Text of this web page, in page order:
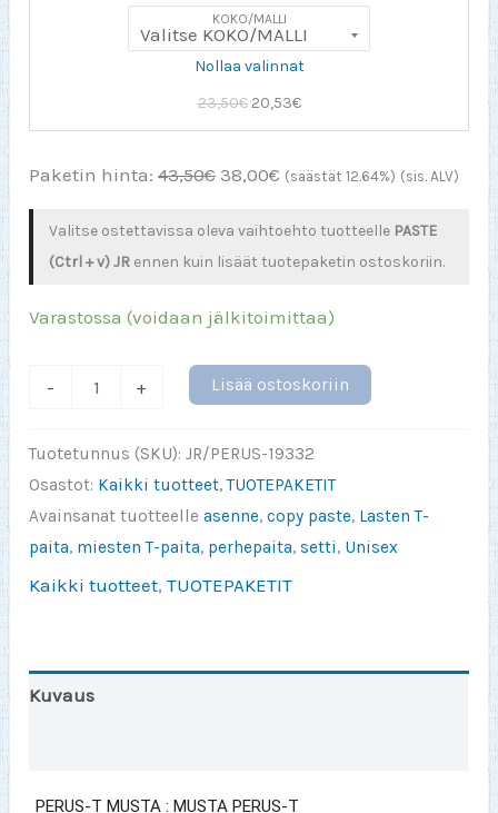
KOKO/MALLI
Nollaa valinnat
23,50€ Alkuperäinen
hinta
20,53€Nykyinen
hinta
Paketin hinta: 43,50€ 38,00€ (säästät 12.64%) (sis. ALV)
Valitse ostettavissa oleva vaihtoehto tuotteelle PASTE
(Ctrl + v) JR ennen kuin lisäät tuotepaketin ostoskoriin.
Varastossa (voidaan jälkitoimittaa)
-
Tuotepaketti
+ Lisää ostoskoriin
Tuotetunnus (SKU):JR/PERUS-19332
Osastot: Kaikki tuotteet,TUOTEPAKETIT
Avainsanat tuotteelleasenne,copy paste, Lasten T-
paita, miesten T-paita, perhepaita,setti, Unisex
Kaikki tuotteet,TUOTEPAKETIT
Kuvaus